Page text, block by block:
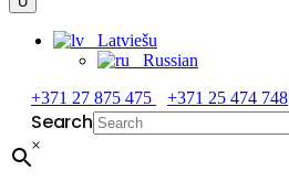
Latviešu
Russian
+371 27 875 475
+371 25 474 748
Search
×